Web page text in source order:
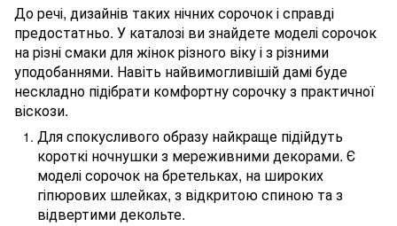
До речі, дизайнів таких нічних сорочок і справді
предостатньо. У каталозі ви знайдете моделі сорочок
на різні смаки для жінок різного віку і з різними
уподобаннями. Навіть найвимогливішій дамі буде
нескладно підібрати комфортну сорочку з практичної
віскози.
Для спокусливого образу найкраще підійдуть
короткі ночнушки з мереживними декорами. Є
моделі сорочок на бретельках, на широких
гіпюрових шлейках, з відкритою спиною та з
відвертими декольте.